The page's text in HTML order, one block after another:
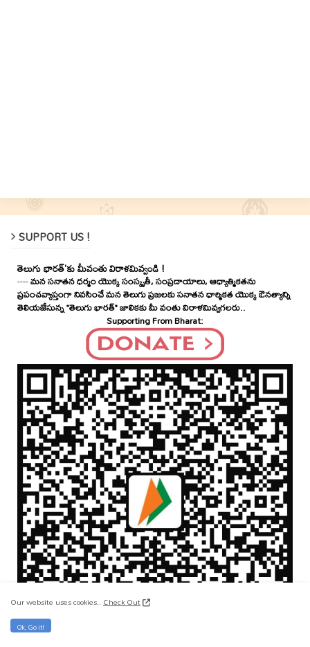
SUPPORT US !
తెలుగు భారత్'కు మీవంతు విరాళమివ్వండి !
----మన సనాతన ధర్మం యొక్క సంస్కృతీ, సంప్రదాయాలు, ఆధ్యాత్మికతను
ప్రపంచవ్యాప్తంగా నివసించే మన తెలుగు ప్రజలకు సనాతన ధార్మికత యొక్క ఔనత్యాన్ని
తెలియజేసున్న "తెలుగు భారత్" జాలికకు మీ వంతు విరాళమివ్వగలరు..
Supporting From Bharat:
Our website uses cookies..Check Out
Ok, Go it!